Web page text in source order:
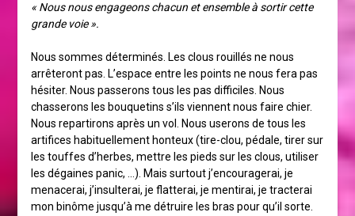
« Nous nous engageons chacun et ensemble à sortir cette
grande voie ».
Nous sommes déterminés. Les clous rouillés ne nous
arrêteront pas. L’espace entre les points ne nous fera pas
hésiter. Nous passerons tous les pas difficiles. Nous
chasserons les bouquetins s’ils viennent nous faire chier.
Nous repartirons après un vol. Nous userons de tous les
artifices habituellement honteux (tire-clou, pédale, tirer sur
les touffes d’herbes, mettre les pieds sur les clous, utiliser
les dégaines panic, …). Mais surtout j’encouragerai, je
menacerai, j’insulterai, je flatterai, je mentirai, je tracterai
mon binôme jusqu’à me détruire les bras pour qu’il sorte.